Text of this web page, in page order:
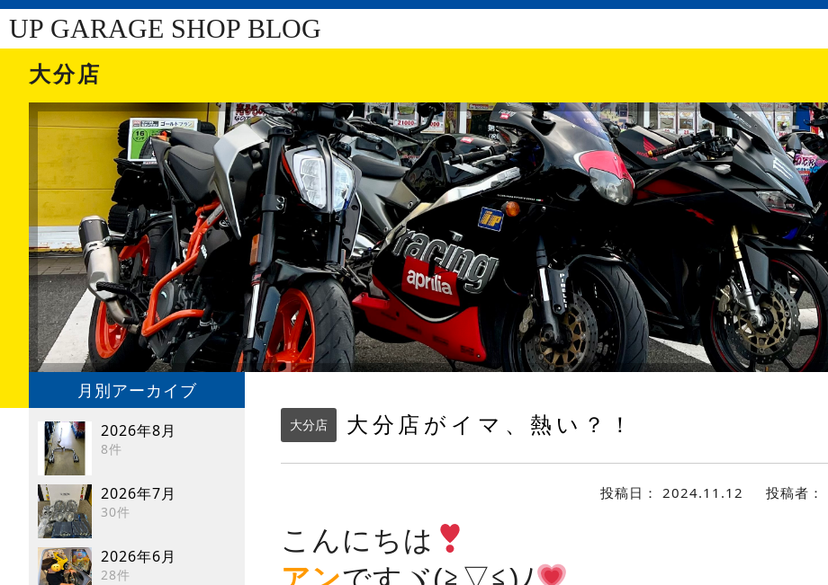
UP GARAGE SHOP BLOG
大分店
月別アーカイブ
2026年8月
8件
2026年7月
30件
2026年6月
28件
大分店 大分店がイマ、熱い？！
投稿日： 2024.11.12 投稿者：
こんにちは